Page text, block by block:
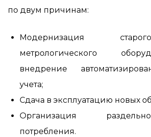
по двум причинам:
Модернизация
метрологического
внедрение
учета;
Сдача в эксплуатацию новых
Организация
потребления.